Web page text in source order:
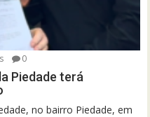
0
Piedade terá
no bairro Piedade, em